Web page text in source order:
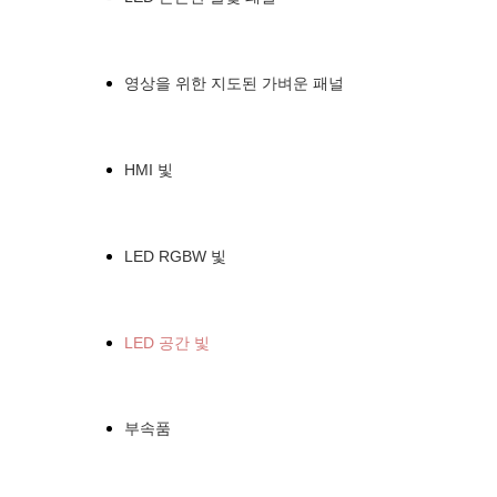
영상을 위한 지도된 가벼운 패널
HMI 빛
LED RGBW 빛
LED 공간 빛
부속품